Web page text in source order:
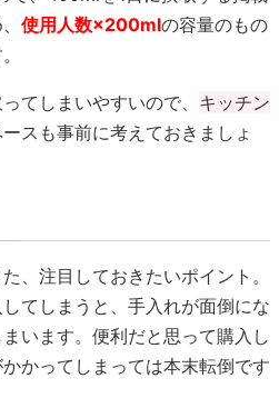
使用人数×200mlの容量のもの
てしまいやすいので、 キッチン
スも事前に考えておきましょ
、注目しておきたいポイント。
てしまうと、手入れが面倒にな
います。便利だと思って購入し
かってしまっては本末転倒です